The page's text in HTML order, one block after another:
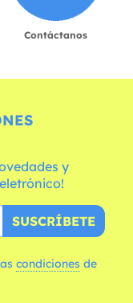
Contáctanos
y
SUSCRÍBETE
condiciones